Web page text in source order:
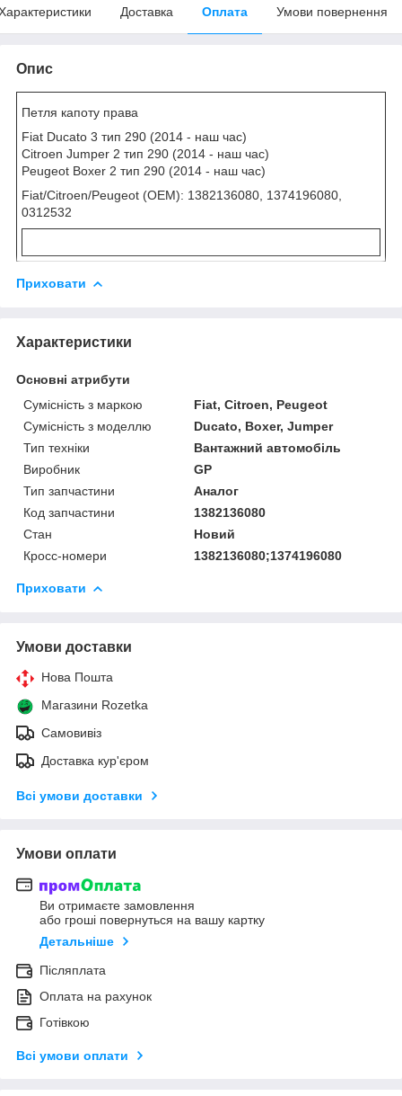
Доставка Оплата Умови повернення
Опис
Петля капоту права
Fiat Ducato 3 тип 290 (2014 - наш час)
Citroen Jumper 2 тип 290 (2014 - наш час)
Peugeot Boxer 2 тип 290 (2014 - наш час)
Fiat/Citroen/Peugeot (OEM): 1382136080, 1374196080,
0312532
Приховати
Характеристики
Основні атрибути
Сумісність з маркою
Fiat, Citroen, Peugeot
Сумісність з моделлю
Ducato, Boxer, Jumper
Тип техніки
Вантажний автомобіль
Виробник
GP
Тип запчастини
Аналог
Код запчастини
1382136080
Стан
Новий
Кросс-номери
1382136080;1374196080
Приховати
Умови доставки
Нова Пошта
Магазини Rozetka
Самовивіз
Доставка кур'єром
Всі умови доставки
Умови оплати
Ви отримаєте замовлення
або гроші повернуться на вашу картку
Детальніше
Післяплата
Оплата на рахунок
Готівкою
Всі умови оплати